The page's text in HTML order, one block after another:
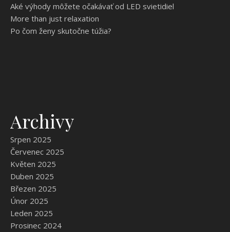
Aké výhody môžete očakávať od LED svietidiel
More than just relaxation
Po čom ženy skutočne túžia?
Archivy
Srpen 2025
Červenec 2025
Květen 2025
Duben 2025
Březen 2025
Únor 2025
Leden 2025
Prosinec 2024